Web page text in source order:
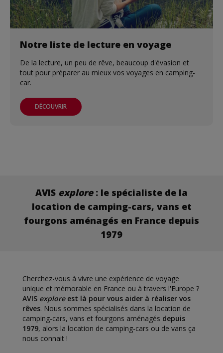
Notre liste de lecture en voyage
De la lecture, un peu de rêve, beaucoup d'évasion et
tout pour préparer au mieux vos voyages en camping-
car.
DÉCOUVRIR
AVIS explore: le spécialiste de la
location de camping-cars, vans et
fourgons aménagés en France depuis
1979
Cherchez-vous à vivre une expérience de voyage
unique et mémorable en France ou à travers l'Europe ?
AVIS exploreest là pour vous aider à réaliser vos
rêves. Nous sommes spécialisés dans la location de
camping-cars, vans et fourgons aménagés depuis
1979, alors la location de camping-cars ou de vans ça
nous connait !